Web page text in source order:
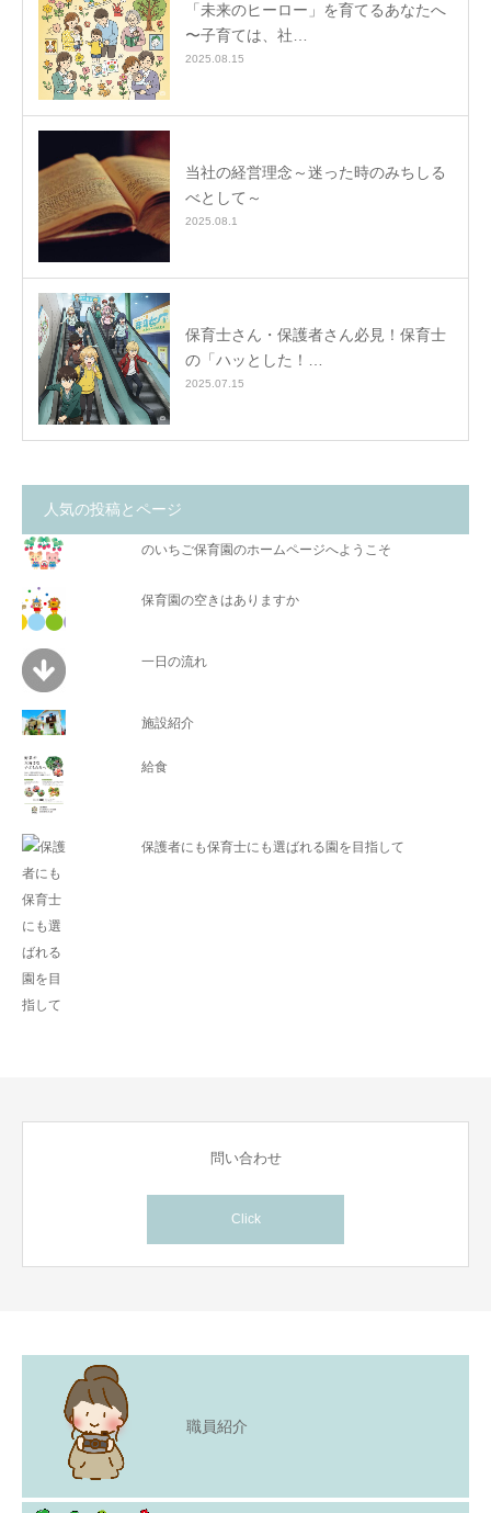
「未来のヒーロー」を育てるあなたへ
〜子育ては、社…
2025.08.15
当社の経営理念～迷った時のみちしる
べとして～
2025.08.1
保育士さん・保護者さん必見！保育士
の「ハッとした！…
2025.07.15
人気の投稿とページ
のいちご保育園のホームページへようこそ
保育園の空きはありますか
一日の流れ
施設紹介
給食
保護者にも保育士にも選ばれる園を目指して
問い合わせ
Click
職員紹介